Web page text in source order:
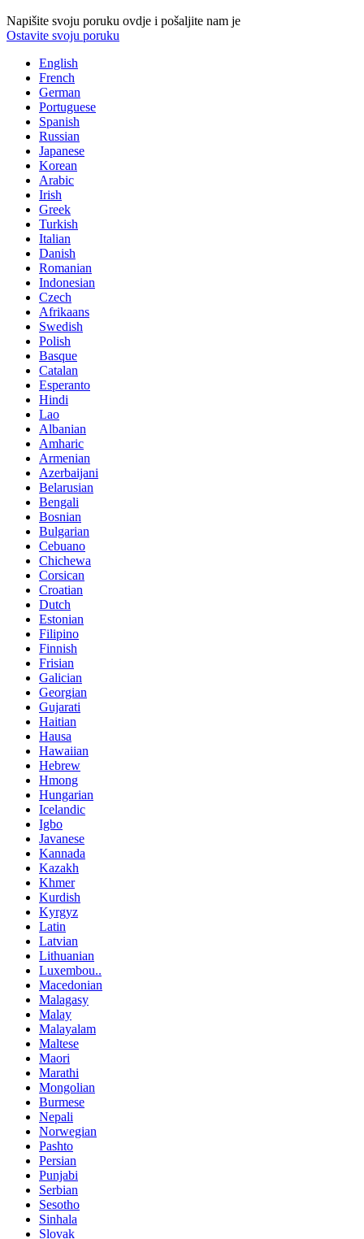
Napišite svoju poruku ovdje i pošaljite nam je
Ostavite svoju poruku
English
French
German
Portuguese
Spanish
Russian
Japanese
Korean
Arabic
Irish
Greek
Turkish
Italian
Danish
Romanian
Indonesian
Czech
Afrikaans
Swedish
Polish
Basque
Catalan
Esperanto
Hindi
Lao
Albanian
Amharic
Armenian
Azerbaijani
Belarusian
Bengali
Bosnian
Bulgarian
Cebuano
Chichewa
Corsican
Croatian
Dutch
Estonian
Filipino
Finnish
Frisian
Galician
Georgian
Gujarati
Haitian
Hausa
Hawaiian
Hebrew
Hmong
Hungarian
Icelandic
Igbo
Javanese
Kannada
Kazakh
Khmer
Kurdish
Kyrgyz
Latin
Latvian
Lithuanian
Luxembou..
Macedonian
Malagasy
Malay
Malayalam
Maltese
Maori
Marathi
Mongolian
Burmese
Nepali
Norwegian
Pashto
Persian
Punjabi
Serbian
Sesotho
Sinhala
Slovak